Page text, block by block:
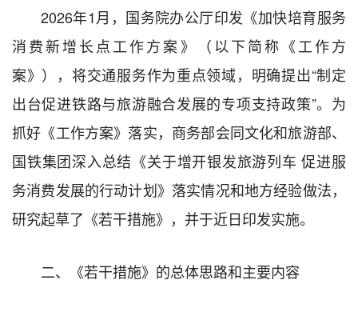
2026年1月，国务院办公厅印发《加快培育服务
消费新增长点工作方案》（以下简称《工作方
案》），将交通服务作为重点领域，明确提出“制定
出台促进铁路与旅游融合发展的专项支持政策”。为
抓好《工作方案》落实，商务部会同文化和旅游部、
国铁集团深入总结《关于增开银发旅游列车 促进服
务消费发展的行动计划》落实情况和地方经验做法，
研究起草了《若干措施》，并于近日印发实施。
二、《若干措施》的总体思路和主要内容